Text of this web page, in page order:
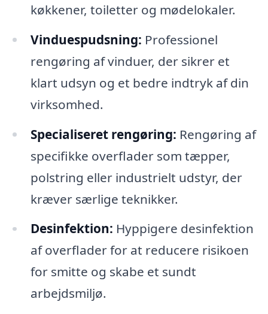
køkkener, toiletter og mødelokaler.
Vinduespudsning: Professionel
rengøring af vinduer, der sikrer et
klart udsyn og et bedre indtryk af din
virksomhed.
Specialiseret rengøring: Rengøring af
specifikke overflader som tæpper,
polstring eller industrielt udstyr, der
kræver særlige teknikker.
Desinfektion: Hyppigere desinfektion
af overflader for at reducere risikoen
for smitte og skabe et sundt
arbejdsmiljø.